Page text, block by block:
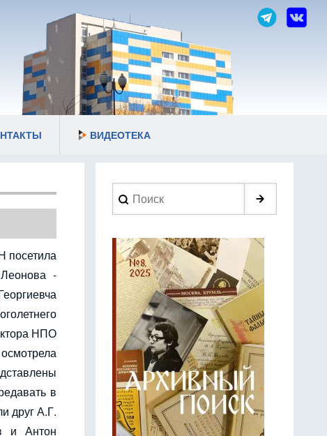
ВИДЕОТЕКА
посетила
-
НПО
в
друг А.Г.
и Антон
Search